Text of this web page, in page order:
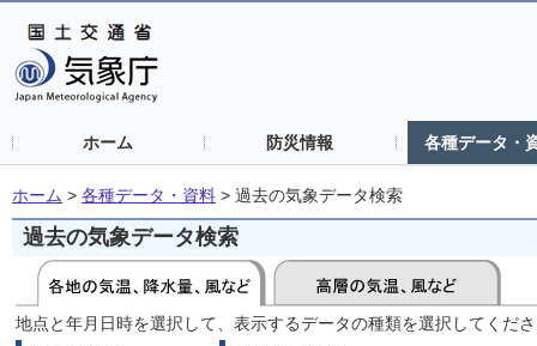
ホーム 防災情報 各種データ・
ホーム > 各種データ・資料 > 過去の気象データ検索
過去の気象データ検索
地点と年月日時を選択して、表示するデータの種類を選択してくだ